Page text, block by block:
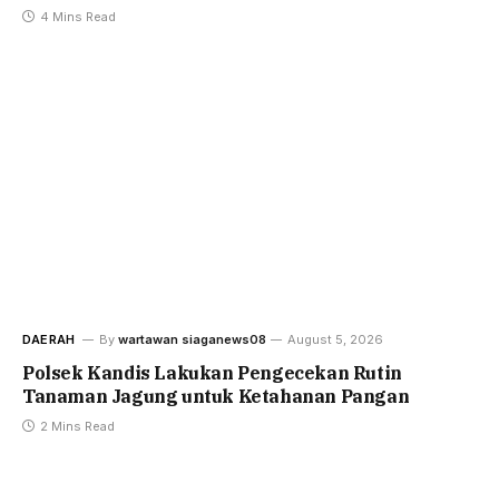
4 Mins Read
DAERAH By wartawan siaganews08 August 5, 2026
Polsek Kandis Lakukan Pengecekan Rutin
Tanaman Jagung untuk Ketahanan Pangan
2 Mins Read